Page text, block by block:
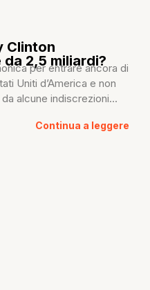
Clinton
2,5 miliardi?
per entrare ancora di
Uniti d’America e non
alcune indiscrezioni...
Continua a leggere